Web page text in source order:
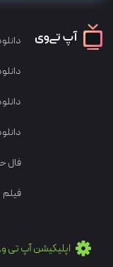
فال
فیلم
اپلیکیشن آپ تی